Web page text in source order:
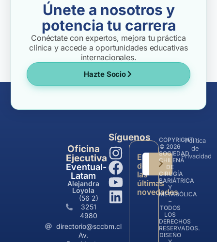
Únete a nosotros y
potencia tu carrera
Conéctate con expertos, mejora tu práctica
clínica y accede a oportunidades educativas
internacionales.
Hazte Socio
Oficina
Ejecutiva
Eventual-
Latam
Alejandra
Loyola
(56 2)
3251
4980
directorio@sccbm.cl
Av.
Síguenos
Entérate
de
las
últimas
novedades
COPYRIGHT
© 2026
SOCIEDAD
CHILENA
DE
CIRUGÍA
BARIÁTRICA
Y
METABÓLICA
–
TODOS
LOS
DERECHOS
RESERVADOS.
DISEÑO
Política
de
Privacidad